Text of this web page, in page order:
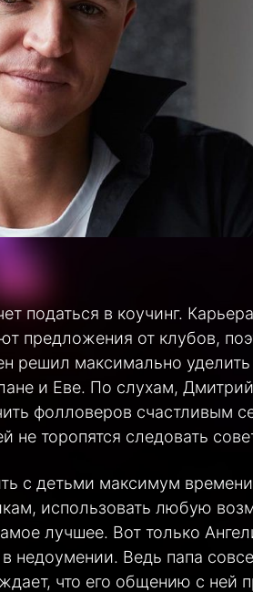
податься в коучинг.
предложения от клубов,
решил максимально
и Еве. По слухам, Дмитрий
фолловеров счастливым
не торопятся следовать
с детьми максимум
использовать любую
лучшее. Вот только
недоумении. Ведь папа
что его общению с ней